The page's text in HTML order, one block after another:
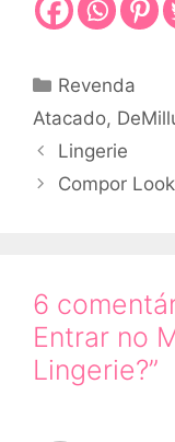
Categorias
Revenda
Tags
Atacado,
Lingerie
Compor
6
Entrar no
Lingerie?”